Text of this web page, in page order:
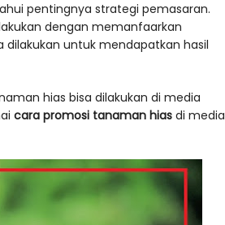
pentingnya strategi pemasaran.
dengan memanfaarkan
dilakukan untuk mendapatkan hasil
hias bisa dilakukan di media
cara promosi tanaman hias di media